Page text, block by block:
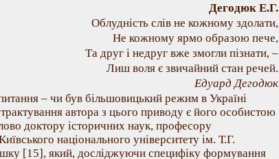
Дегодюк Е.Г.
Облудність слів не кожному здолати,
Не кожному ярмо образою пече,
Та друг і недруг вже змогли пізнати, –
Лиш воля є звичайний стан речей.
Едуард Дегодюк
– чи був більшовицький режим в Україні
автора з цього приводу є його особистою
доктору історичних наук, професору
національного університету ім. Т.Г.
[15], який, досліджуючи специфіку формування